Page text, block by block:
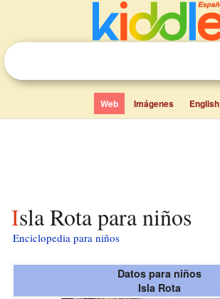
Web Imágenes English
Isla Rota para niños
Enciclopedia para niños
Datos para niños
Isla Rota